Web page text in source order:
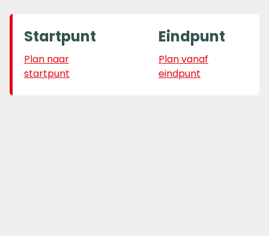
Startpunt
Plan naar
startpunt
Eindpunt
Plan vanaf
eindpunt